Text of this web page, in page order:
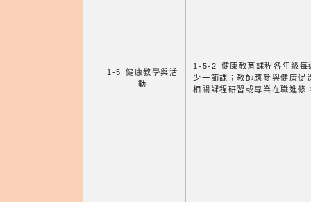
1-5 健康教學與活
動
1-5-2 健康教育課程各年級每
少一節課；教師應參與健康促
相關課程研習或專業在職進修